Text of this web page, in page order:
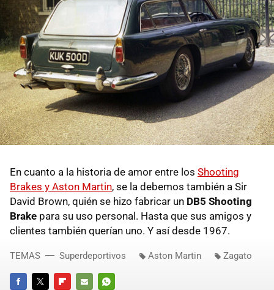
En cuanto a la historia de amor entre los Shooting
Brakes y Aston Martin, se la debemos también a Sir
David Brown, quién se hizo fabricar un DB5 Shooting
Brake para su uso personal. Hasta que sus amigos y
clientes también querían uno. Y así desde 1967.
TEMAS Superdeportivos Aston Martin Zagato